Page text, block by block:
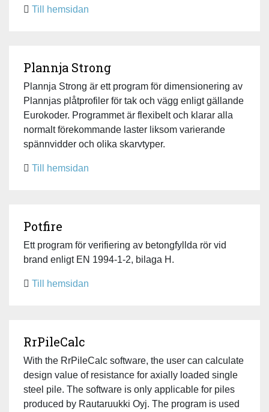
Till hemsidan
Plannja Strong
Plannja Strong är ett program för dimensionering av
Plannjas plåtprofiler för tak och vägg enligt gällande
Eurokoder. Programmet är flexibelt och klarar alla
normalt förekommande laster liksom varierande
spännvidder och olika skarvtyper.
Till hemsidan
Potfire
Ett program för verifiering av betongfyllda rör vid
brand enligt EN 1994-1-2, bilaga H.
Till hemsidan
RrPileCalc
With the RrPileCalc software, the user can calculate
design value of resistance for axially loaded single
steel pile. The software is only applicable for piles
produced by Rautaruukki Oyj. The program is used